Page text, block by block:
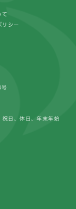
て
リシー
号
祝日、休日、年末年始